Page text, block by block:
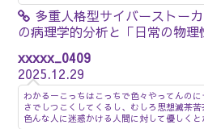
多重人格型サイバーストー
の病理学的分析と「日常の物
xxxxx_0409
2025.12.29
わかるーこっちはこっちで色々やってんの
さでしつこくしてくるし、むしろ思想滅茶
色んな人に迷惑かける人間に対して優しく